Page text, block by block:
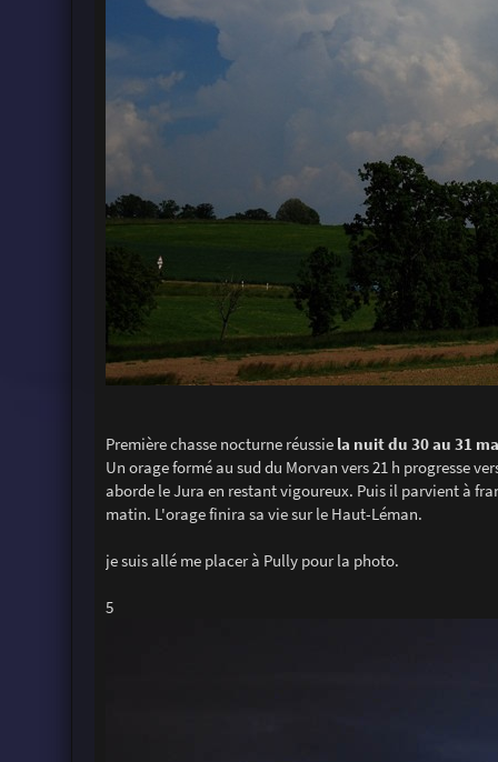
Première chasse nocturne réussie la nuit du 30 au 31
Un orage formé au sud du Morvan vers 21 h progresse
aborde le Jura en restant vigoureux. Puis il parvient à
matin. L'orage finira sa vie sur le Haut-Léman.
je suis allé me placer à Pully pour la photo.
5